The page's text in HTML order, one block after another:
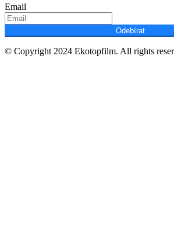
Email
Odebírat
© Copyright 2024 Ekotopfilm. All rights